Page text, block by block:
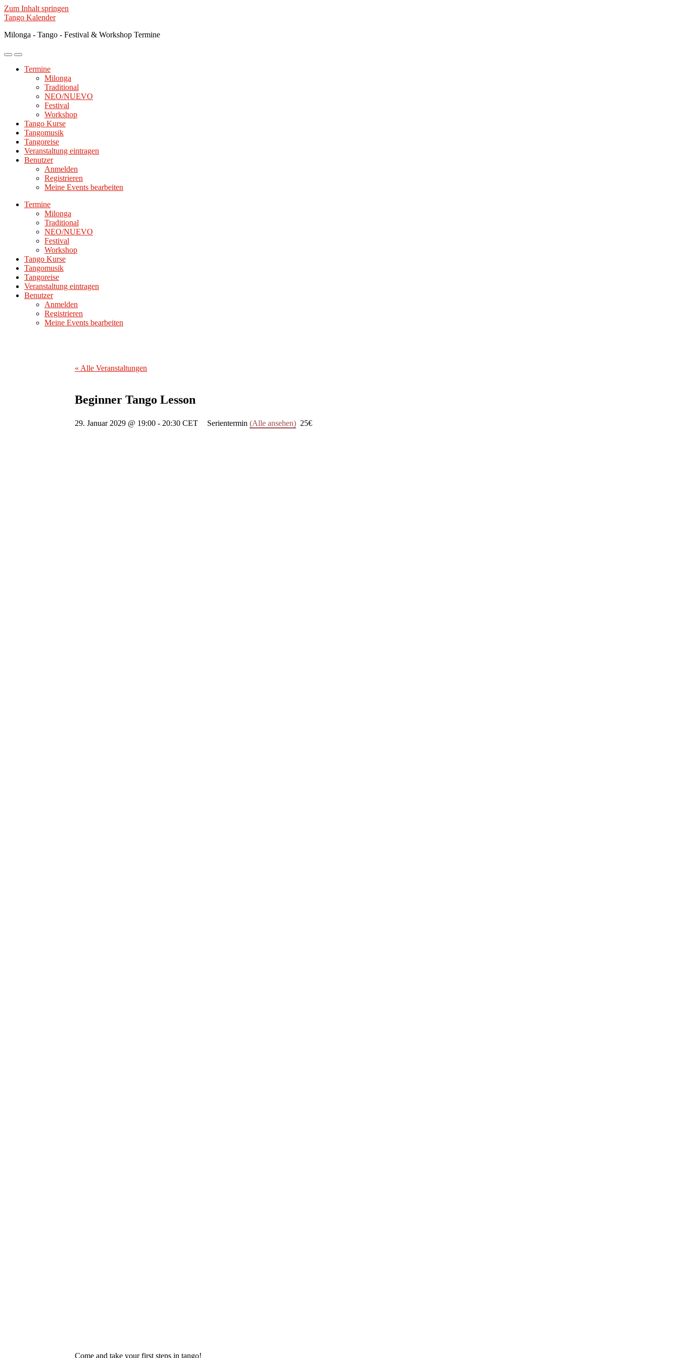
Zum Inhalt springen
Tango Kalender
Milonga - Tango - Festival & Workshop Termine
Mobile-
ein-/ausblenden
Suchfeld
ein-/ausblenden
Termine
Milonga
Traditional
NEO/NUEVO
Festival
Workshop
Tango Kurse
Tangomusik
Tangoreise
Veranstaltung eintragen
Benutzer
Anmelden
Registrieren
Meine Events bearbeiten
Termine
Milonga
Traditional
NEO/NUEVO
Festival
Workshop
Tango Kurse
Tangomusik
Tangoreise
Veranstaltung eintragen
Benutzer
Anmelden
Registrieren
Meine Events bearbeiten
« Alle Veranstaltungen
Beginner Tango Lesson
29. Januar 2029 @ 19:00 - 20:30 CET Serientermin (Alle ansehen) 25€
Come and take your first steps in tango!